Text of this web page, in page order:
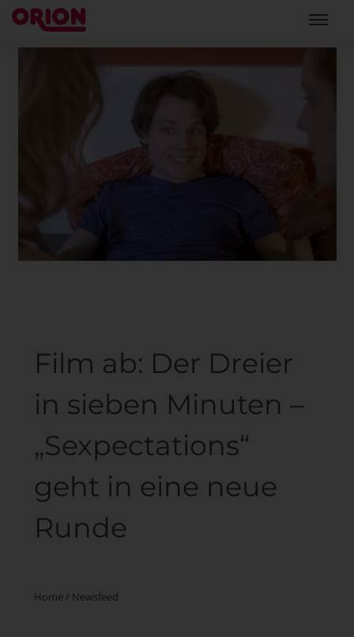
Film ab: Der Dreier
in sieben Minuten –
„Sexpectations“
geht in eine neue
Runde
Home / Newsfeed